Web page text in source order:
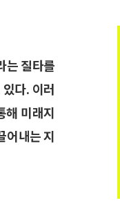
는 질타를
다. 이러
해 미래지
어내는 지